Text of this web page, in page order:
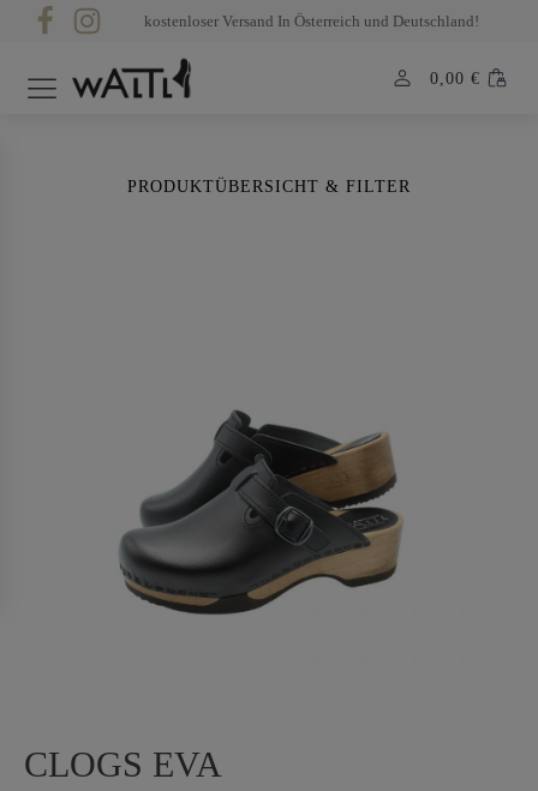
kostenloser Versand In Österreich und Deutschland!
0,00 €
PRODUKTÜBERSICHT & FILTER
CLOGS EVA